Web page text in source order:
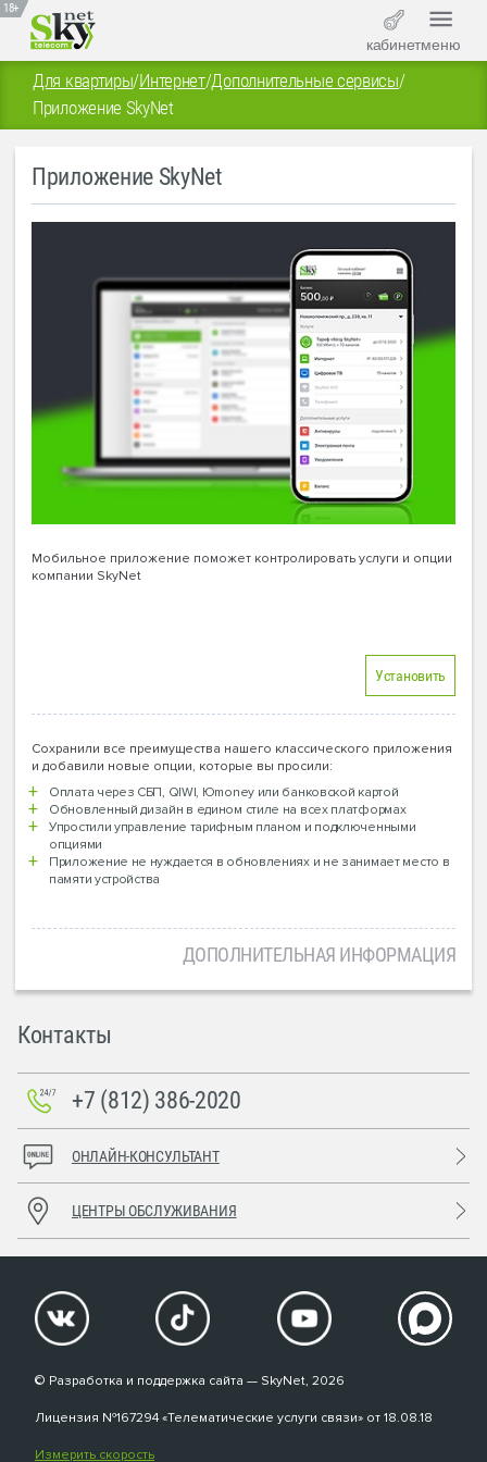
18+
кабинетменю
Для квартиры/Интернет/Дополнительные сервисы/
Приложение SkyNet
Приложение SkyNet
Мобильное приложение поможет контролировать услуги и опции
компании SkyNet
Установить
Сохранили все преимущества нашего классического приложения
и добавили новые опции, которые вы просили:
Оплата через СБП, QIWI, Юmoney или банковской картой
Обновленный дизайн в едином стиле на всех платформах
Упростили управление тарифным планом и подключенными
опциями
Приложение не нуждается в обновлениях и не занимает место в
памяти устройства
ДОПОЛНИТЕЛЬНАЯ ИНФОРМАЦИЯ
Контакты
+7 (812) 386-2020
ОНЛАЙН-КОНСУЛЬТАНТ
ЦЕНТРЫ ОБСЛУЖИВАНИЯ
© Разработка и поддержка сайта — SkyNet, 2026
Лицензия №167294 «Телематические услуги связи» от 18.08.18
Измерить скорость